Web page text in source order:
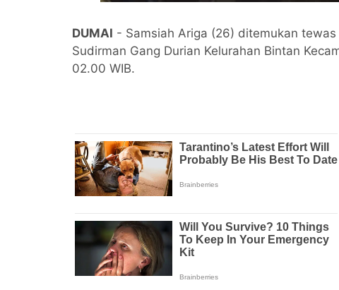
DUMAI - Samsiah Ariga (26) ditemukan
Sudirman Gang Durian Kelurahan Bintan
02.00 WIB.